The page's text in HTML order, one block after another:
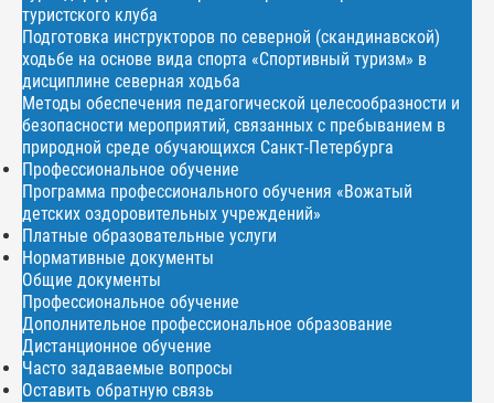
туристского клуба
Подготовка инструкторов по северной (скандинавской)
ходьбе на основе вида спорта «Спортивный туризм» в
дисциплине северная ходьба
Методы обеспечения педагогической целесообразности и
безопасности мероприятий, связанных с пребыванием в
природной среде обучающихся Санкт-Петербурга
Профессиональное обучение
Программа профессионального обучения «Вожатый
детских оздоровительных учреждений»
Платные образовательные услуги
Нормативные документы
Общие документы
Профессиональное обучение
Дополнительное профессиональное образование
Дистанционное обучение
Часто задаваемые вопросы
Оставить обратную связь